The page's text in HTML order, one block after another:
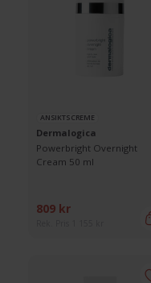
ANSIKTSCREME
Dermalogica
Powerbright Overnight
Cream 50 ml
809 kr